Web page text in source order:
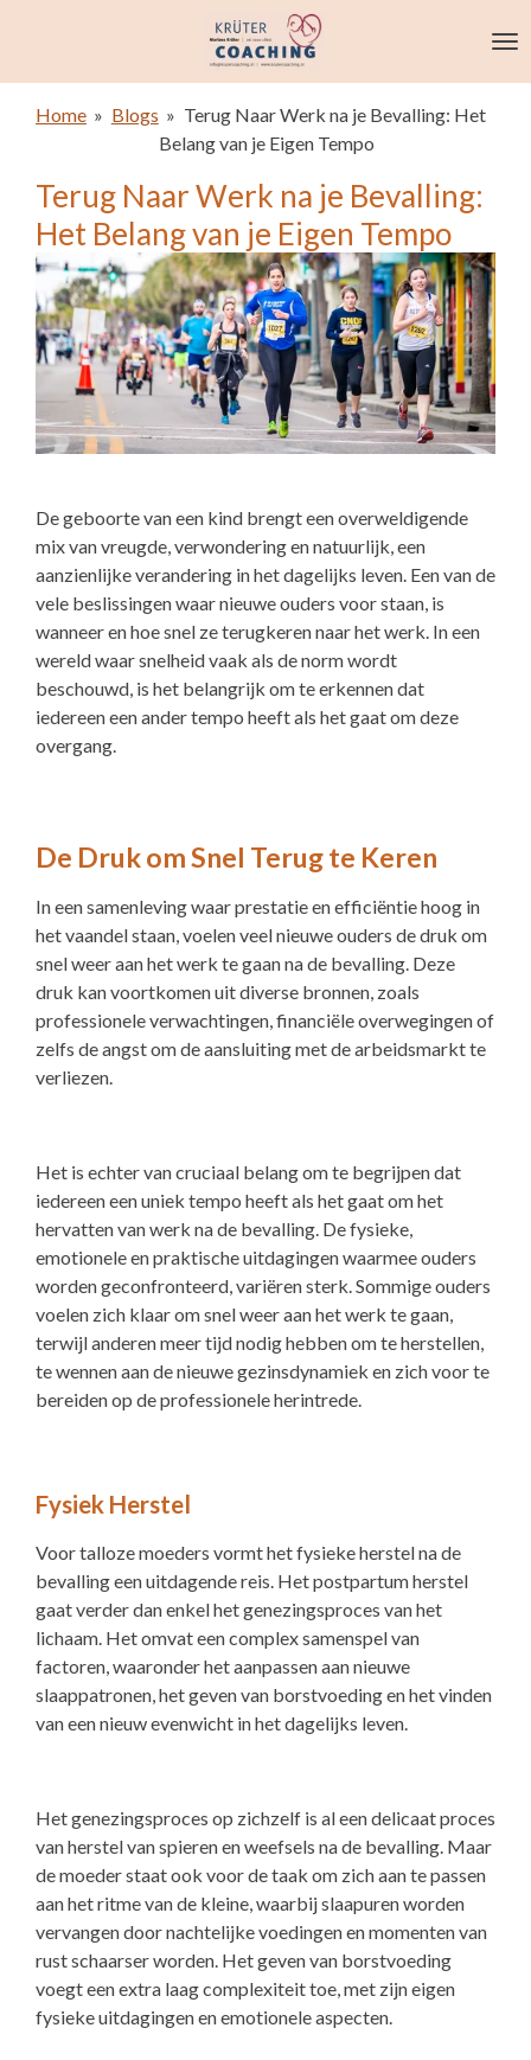
naar
Home » Blogs » Terug Naar Werk na je Bevalling: Het
Belang van je Eigen Tempo
Terug Naar Werk na je Bevalling:
Het Belang van je Eigen Tempo
De geboorte van een kind brengt een overweldigende
mix van vreugde, verwondering en natuurlijk, een
aanzienlijke verandering in het dagelijks leven. Een van de
vele beslissingen waar nieuwe ouders voor staan, is
wanneer en hoe snel ze terugkeren naar het werk. In een
wereld waar snelheid vaak als de norm wordt
beschouwd, is het belangrijk om te erkennen dat
iedereen een ander tempo heeft als het gaat om deze
overgang.
De Druk om Snel Terug te Keren
In een samenleving waar prestatie en efficiëntie hoog in
het vaandel staan, voelen veel nieuwe ouders de druk om
snel weer aan het werk te gaan na de bevalling. Deze
druk kan voortkomen uit diverse bronnen, zoals
professionele verwachtingen, financiële overwegingen of
zelfs de angst om de aansluiting met de arbeidsmarkt te
verliezen.
Het is echter van cruciaal belang om te begrijpen dat
iedereen een uniek tempo heeft als het gaat om het
hervatten van werk na de bevalling. De fysieke,
emotionele en praktische uitdagingen waarmee ouders
worden geconfronteerd, variëren sterk. Sommige ouders
voelen zich klaar om snel weer aan het werk te gaan,
terwijl anderen meer tijd nodig hebben om te herstellen,
te wennen aan de nieuwe gezinsdynamiek en zich voor te
bereiden op de professionele herintrede.
Fysiek Herstel
Voor talloze moeders vormt het fysieke herstel na de
bevalling een uitdagende reis. Het postpartum herstel
gaat verder dan enkel het genezingsproces van het
lichaam. Het omvat een complex samenspel van
factoren, waaronder het aanpassen aan nieuwe
slaappatronen, het geven van borstvoeding en het vinden
van een nieuw evenwicht in het dagelijks leven.
Het genezingsproces op zichzelf is al een delicaat proces
van herstel van spieren en weefsels na de bevalling. Maar
de moeder staat ook voor de taak om zich aan te passen
aan het ritme van de kleine, waarbij slaapuren worden
vervangen door nachtelijke voedingen en momenten van
rust schaarser worden. Het geven van borstvoeding
voegt een extra laag complexiteit toe, met zijn eigen
fysieke uitdagingen en emotionele aspecten.